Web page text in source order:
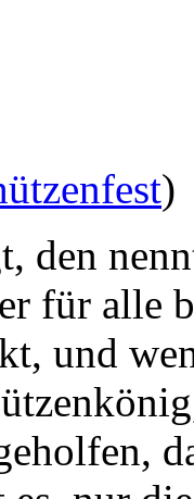
)
den
für alle
und